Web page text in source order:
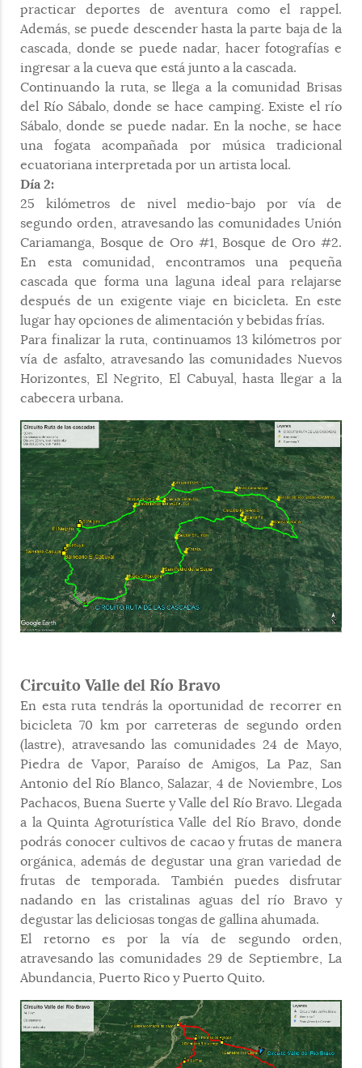
practicar deportes de aventura como el rappel.
Además, se puede descender hasta la parte baja de la
cascada, donde se puede nadar, hacer fotografías e
ingresar a la cueva que está junto a la cascada.
Continuando la ruta, se llega a la comunidad Brisas
del Río Sábalo, donde se hace camping. Existe el río
Sábalo, donde se puede nadar. En la noche, se hace
una fogata acompañada por música tradicional
ecuatoriana interpretada por un artista local.
Día 2:
25 kilómetros de nivel medio-bajo por vía de
segundo orden, atravesando las comunidades Unión
Cariamanga, Bosque de Oro #1, Bosque de Oro #2.
En esta comunidad, encontramos una pequeña
cascada que forma una laguna ideal para relajarse
después de un exigente viaje en bicicleta. En este
lugar hay opciones de alimentación y bebidas frías.
Para finalizar la ruta, continuamos 13 kilómetros por
vía de asfalto, atravesando las comunidades Nuevos
Horizontes, El Negrito, El Cabuyal, hasta llegar a la
cabecera urbana.
Circuito Valle del Río Bravo
En esta ruta tendrás la oportunidad de recorrer en
bicicleta 70 km por carreteras de segundo orden
(lastre), atravesando las comunidades 24 de Mayo,
Piedra de Vapor, Paraíso de Amigos, La Paz, San
Antonio del Río Blanco, Salazar, 4 de Noviembre, Los
Pachacos, Buena Suerte y Valle del Río Bravo. Llegada
a la Quinta Agroturística Valle del Río Bravo, donde
podrás conocer cultivos de cacao y frutas de manera
orgánica, además de degustar una gran variedad de
frutas de temporada. También puedes disfrutar
nadando en las cristalinas aguas del río Bravo y
degustar las deliciosas tongas de gallina ahumada.
El retorno es por la vía de segundo orden,
atravesando las comunidades 29 de Septiembre, La
Abundancia, Puerto Rico y Puerto Quito.